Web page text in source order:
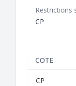
Restrictions
CP
COTE
CP